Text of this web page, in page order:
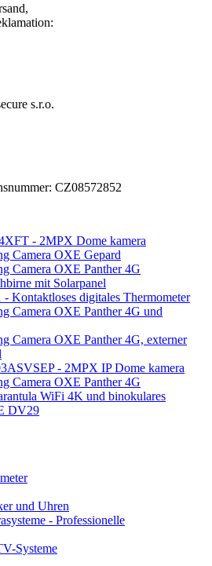
s.r.o.
CZ08572852
- 2MPX Dome kamera
Camera OXE Gepard
Camera OXE Panther 4G
mit Solarpanel
Kontaktloses digitales Thermometer
Camera OXE Panther 4G und
Camera OXE Panther 4G, externer
- 2MPX IP Dome kamera
Camera OXE Panther 4G
WiFi 4K und binokulares
DV29
und Uhren
- Professionelle
Systeme